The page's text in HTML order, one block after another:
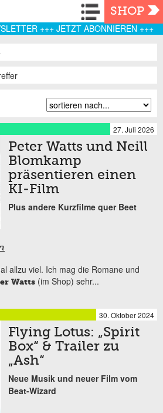
Navigation
SHOP
+++ JETZT ABONNIEREN +++
27. Juli 2026
Peter Watts und Neill
Blomkamp
präsentieren einen
KI-Film
Plus andere Kurzfilme quer Beet
allzu viel. Ich mag die Romane und
Watts (im Shop) sehr...
30. Oktober 2024
Flying Lotus: „Spirit
Box“ & Trailer zu
„Ash“
Neue Musik und neuer Film vom
Beat-Wizard